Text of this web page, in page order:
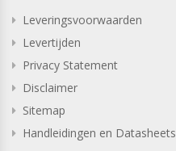
Leveringsvoorwaarden
Levertijden
Privacy Statement
Disclaimer
Sitemap
Handleidingen en Datasheets